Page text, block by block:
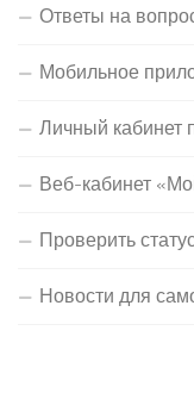
Ответы на
Мобильное
Личный
Веб-кабинет
Проверить
Новости для